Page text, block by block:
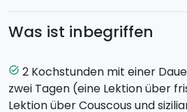
dominiert wird. Hier werden
Leitung der Familie 8
der berühmte Marsala D.O.C.
extra.
Was ist inbegriffen
task_alt 2 Kochstunden mit einer
zwei Tagen (eine Lektion über
Lektion über Couscous und